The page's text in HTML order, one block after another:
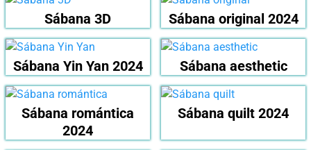
Sábana 3D Sábana original 2024
Sábana Yin Yan 2024 Sábana aesthetic
Sábana romántica
2024
Sábana quilt 2024